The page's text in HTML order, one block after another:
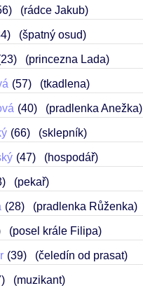
(rádce Jakub)
(špatný osud)
23 (princezna Lada)
57 (tkadlena)
40 (pradlenka Anežka)
66 (sklepník)
47 (hospodář)
(pekař)
28 (pradlenka Růženka)
(posel krále Filipa)
39 (čeledín od prasat)
(muzikant)